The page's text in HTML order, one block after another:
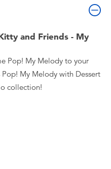
and Friends - My
Pop! My Melody to your
My Melody with Dessert
collection!